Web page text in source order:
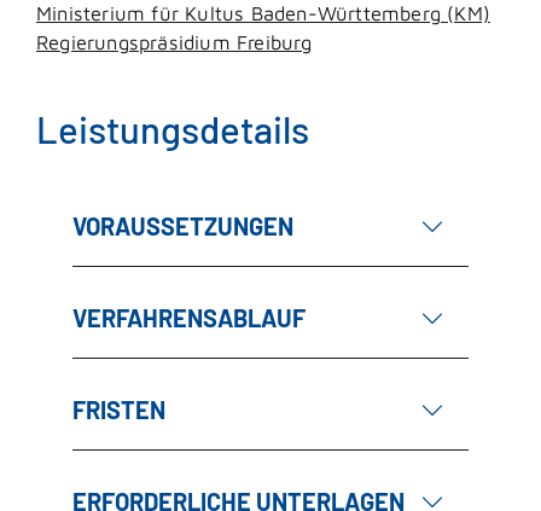
Ministerium für Kultus Baden-Württemberg (KM)
Regierungspräsidium Freiburg
Leistungsdetails
VORAUSSETZUNGEN
VERFAHRENSABLAUF
FRISTEN
ERFORDERLICHE UNTERLAGEN